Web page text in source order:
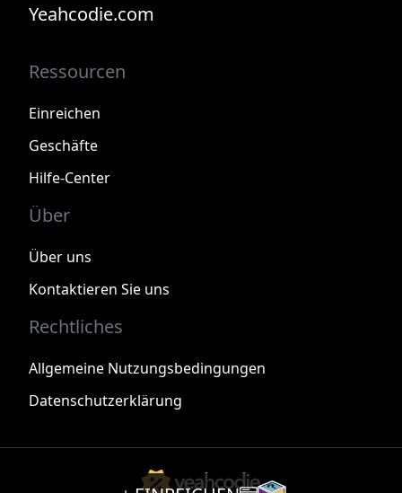
Yeahcodie.com
Ressourcen
Einreichen
Geschäfte
Hilfe-Center
Über
Über uns
Kontaktieren Sie uns
Rechtliches
Allgemeine Nutzungsbedingungen
Datenschutzerklärung